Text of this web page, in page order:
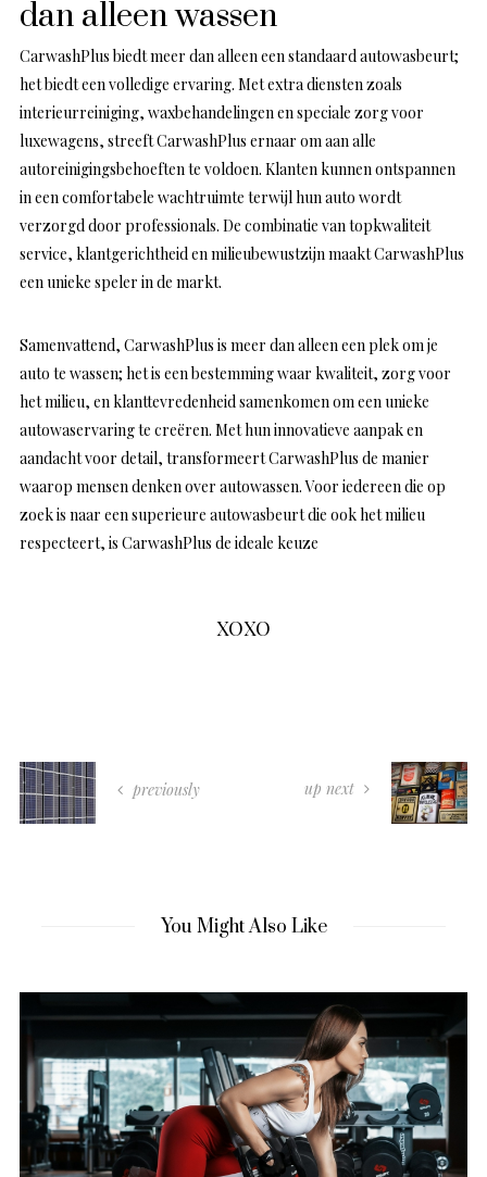
dan alleen wassen
CarwashPlus biedt meer dan alleen een standaard autowasbeurt;
het biedt een volledige ervaring. Met extra diensten zoals
interieurreiniging, waxbehandelingen en speciale zorg voor
luxewagens, streeft CarwashPlus ernaar om aan alle
autoreinigingsbehoeften te voldoen. Klanten kunnen ontspannen
in een comfortabele wachtruimte terwijl hun auto wordt
verzorgd door professionals. De combinatie van topkwaliteit
service, klantgerichtheid en milieubewustzijn maakt CarwashPlus
een unieke speler in de markt.
Samenvattend, CarwashPlus is meer dan alleen een plek om je
auto te wassen; het is een bestemming waar kwaliteit, zorg voor
het milieu, en klanttevredenheid samenkomen om een unieke
autowaservaring te creëren. Met hun innovatieve aanpak en
aandacht voor detail, transformeert CarwashPlus de manier
waarop mensen denken over autowassen. Voor iedereen die op
zoek is naar een superieure autowasbeurt die ook het milieu
respecteert, is CarwashPlus de ideale keuze
XOXO
previously up next
You Might Also Like